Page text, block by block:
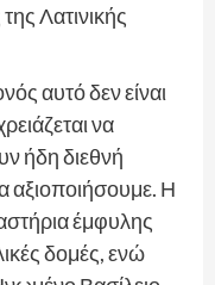
Λατινικής
αυτό δεν είναι
να
ήδη διεθνή
αξιοποιήσουμε. Η
έμφυλης
δομές, ενώ